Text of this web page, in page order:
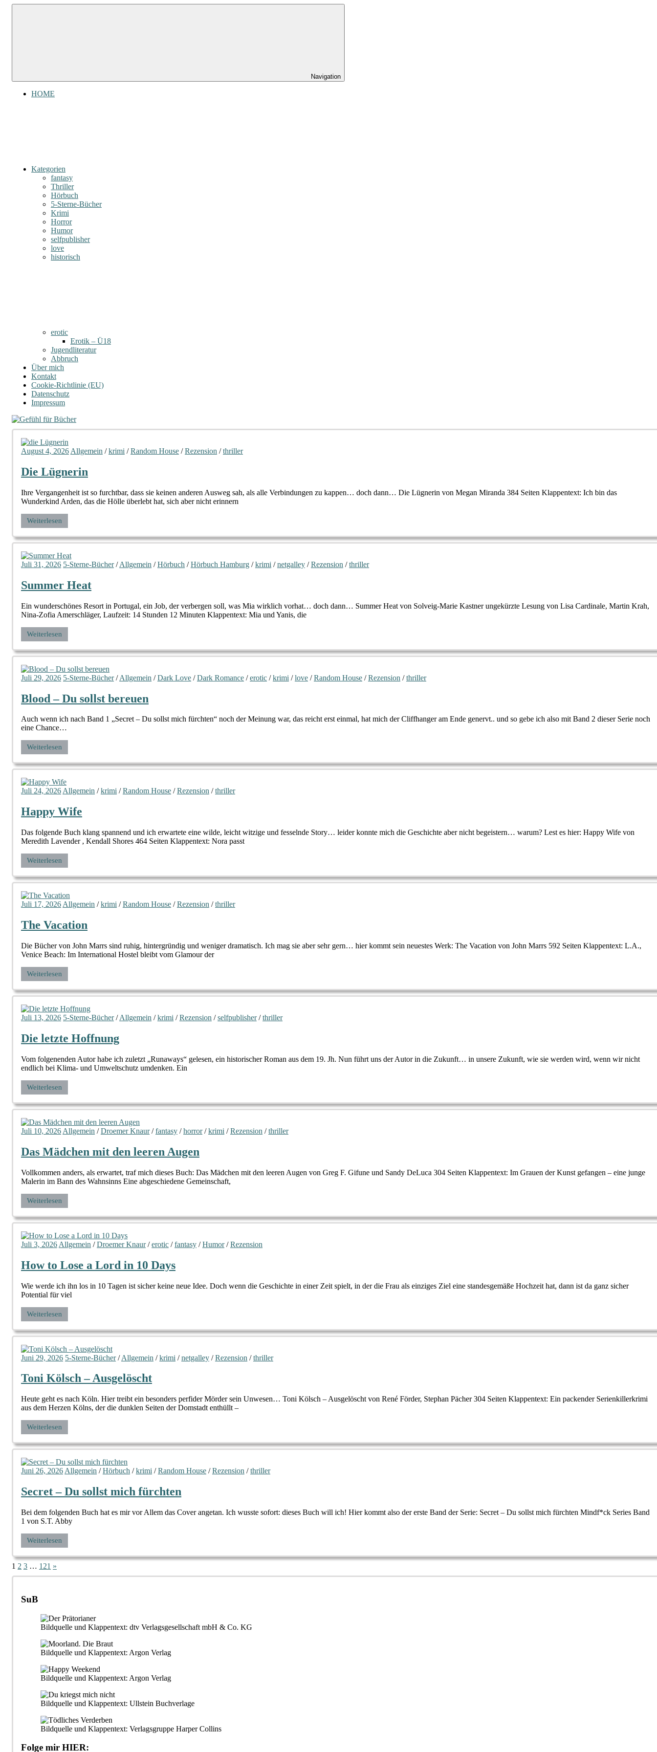
Zum
Navigation
HOME
Kategorien
fantasy
Thriller
Hörbuch
5-Sterne-Bücher
Krimi
Horror
Humor
selfpublisher
love
historisch
erotic
Erotik – Ü18
Jugendliteratur
Abbruch
Über mich
Kontakt
Cookie-Richtlinie (EU)
Datenschutz
Impressum
August 4, 2026 Allgemein /krimi /Random House /Rezension /thriller
Die Lügnerin
Ihre Vergangenheit ist so furchtbar, dass sie keinen anderen Ausweg sah, als alle Verbindungen zu kappen… doch dann… Die Lügnerin von Megan Miranda 384 Seiten Klappentext: Ich bin das
Wunderkind Arden, das die Hölle überlebt hat, sich aber nicht erinnern
Weiterlesen
Juli 31, 2026 5-Sterne-Bücher/Allgemein /Hörbuch /Hörbuch Hamburg /krimi /netgalley /Rezension /thriller
Summer Heat
Ein wunderschönes Resort in Portugal, ein Job, der verbergen soll, was Mia wirklich vorhat… doch dann… Summer Heat von Solveig-Marie Kastner ungekürzte Lesung von Lisa Cardinale, Martin Krah,
Nina-Zofia Amerschläger, Laufzeit: 14 Stunden 12 Minuten Klappentext: Mia und Yanis, die
Weiterlesen
Juli 29, 2026 5-Sterne-Bücher/Allgemein /Dark Love /Dark Romance /erotic /krimi /love /Random House /Rezension /thriller
Blood – Du sollst bereuen
Auch wenn ich nach Band 1 „Secret – Du sollst mich fürchten“ noch der Meinung war, das reicht erst einmal, hat mich der Cliffhanger am Ende genervt.. und so gebe ich also mit Band 2 dieser Serie noch
eine Chance…
Weiterlesen
Juli 24, 2026Allgemein /krimi /Random House /Rezension /thriller
Happy Wife
Das folgende Buch klang spannend und ich erwartete eine wilde, leicht witzige und fesselnde Story… leider konnte mich die Geschichte aber nicht begeistern… warum? Lest es hier: Happy Wife von
Meredith Lavender , Kendall Shores 464 Seiten Klappentext: Nora passt
Weiterlesen
Juli 17, 2026 Allgemein /krimi /Random House /Rezension /thriller
The Vacation
Die Bücher von John Marrs sind ruhig, hintergründig und weniger dramatisch. Ich mag sie aber sehr gern… hier kommt sein neuestes Werk: The Vacation von John Marrs 592 Seiten Klappentext: L.A.,
Venice Beach: Im International Hostel bleibt vom Glamour der
Weiterlesen
Juli 13, 2026 5-Sterne-Bücher/Allgemein /krimi /Rezension /selfpublisher/thriller
Die letzte Hoffnung
Vom folgenenden Autor habe ich zuletzt „Runaways“ gelesen, ein historischer Roman aus dem 19. Jh. Nun führt uns der Autor in die Zukunft… in unsere Zukunft, wie sie werden wird, wenn wir nicht
endlich bei Klima- und Umweltschutz umdenken. Ein
Weiterlesen
Juli 10, 2026 Allgemein /Droemer Knaur/fantasy /horror/krimi /Rezension /thriller
Das Mädchen mit den leeren Augen
Vollkommen anders, als erwartet, traf mich dieses Buch: Das Mädchen mit den leeren Augen von Greg F. Gifune und Sandy DeLuca 304 Seiten Klappentext: Im Grauen der Kunst gefangen – eine junge
Malerin im Bann des Wahnsinns Eine abgeschiedene Gemeinschaft,
Weiterlesen
Juli 3, 2026 Allgemein /Droemer Knaur/erotic /fantasy /Humor/Rezension
How to Lose a Lord in 10 Days
Wie werde ich ihn los in 10 Tagen ist sicher keine neue Idee. Doch wenn die Geschichte in einer Zeit spielt, in der die Frau als einziges Ziel eine standesgemäße Hochzeit hat, dann ist da ganz sicher
Potential für viel
Weiterlesen
Juni 29, 2026 5-Sterne-Bücher/Allgemein /krimi /netgalley /Rezension /thriller
Toni Kölsch – Ausgelöscht
Heute geht es nach Köln. Hier treibt ein besonders perfider Mörder sein Unwesen… Toni Kölsch – Ausgelöscht von René Förder, Stephan Pächer 304 Seiten Klappentext: Ein packender Serienkillerkrimi
aus dem Herzen Kölns, der die dunklen Seiten der Domstadt enthüllt –
Weiterlesen
Juni 26, 2026 Allgemein /Hörbuch /krimi /Random House /Rezension /thriller
Secret – Du sollst mich fürchten
Bei dem folgenden Buch hat es mir vor Allem das Cover angetan. Ich wusste sofort: dieses Buch will ich! Hier kommt also der erste Band der Serie: Secret – Du sollst mich fürchten Mindf*ck Series Band
1 von S.T. Abby
Weiterlesen
Seitennummerierung
der
Beiträge
1 2 3 … 121 Nächste
Beiträge
»
SuB
Bildquelle und Klappentext: dtv Verlagsgesellschaft mbH & Co. KG
Bildquelle und Klappentext: Argon Verlag
Bildquelle und Klappentext: Argon Verlag
Bildquelle und Klappentext: Ullstein Buchverlage
Bildquelle und Klappentext: Verlagsgruppe Harper Collins
Folge mir HIER: